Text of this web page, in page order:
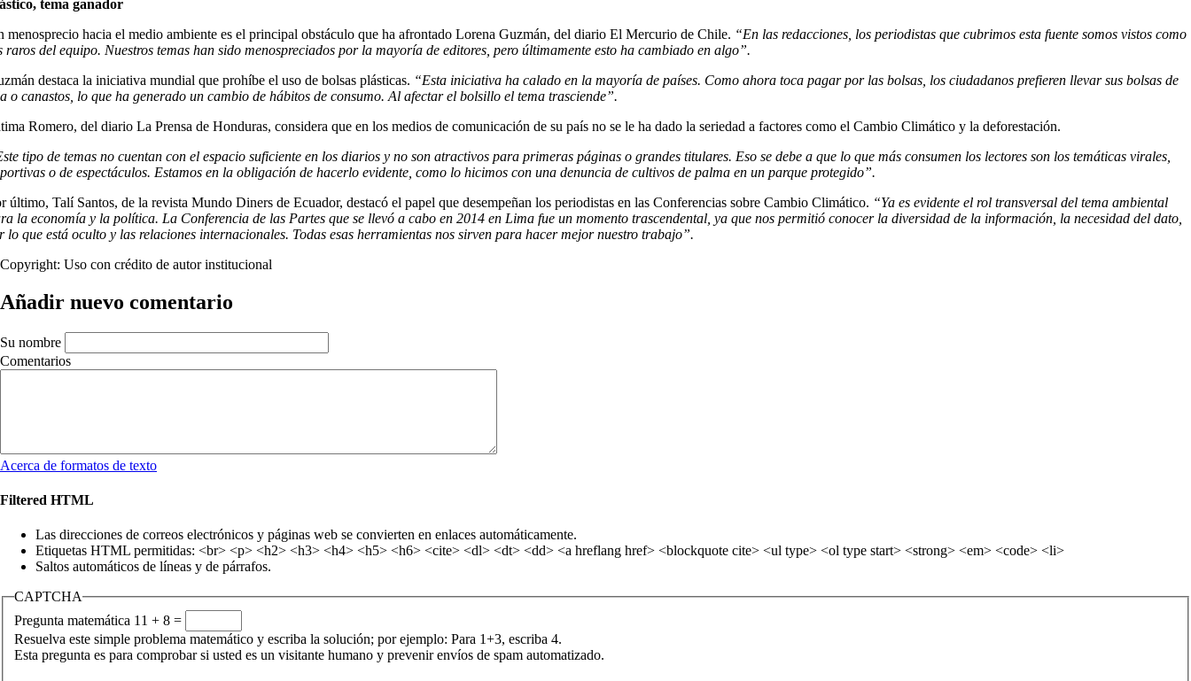
tema ganador
menosprecio hacia el medio ambiente es el principal obstáculo que ha afrontado Lorena Guzmán, del diario El Mercurio de Chile. “En las redacciones, los periodistas que cubrimos esta fuente somos vistos como
raros del equipo. Nuestros temas han sido menospreciados por la mayoría de editores, pero últimamente esto ha cambiado en algo”.
destaca la iniciativa mundial que prohíbe el uso de bolsas plásticas. “Esta iniciativa ha calado en la mayoría de países. Como ahora toca pagar por las bolsas, los ciudadanos prefieren llevar sus bolsas de
o canastos, lo que ha generado un cambio de hábitos de consumo. Al afectar el bolsillo el tema trasciende”.
Romero, del diario La Prensa de Honduras, considera que en los medios de comunicación de su país no se le ha dado la seriedad a factores como el Cambio Climático y la deforestación.
tipo de temas no cuentan con el espacio suficiente en los diarios y no son atractivos para primeras páginas o grandes titulares. Eso se debe a que lo que más consumen los lectores son los temáticas virales,
o de espectáculos. Estamos en la obligación de hacerlo evidente, como lo hicimos con una denuncia de cultivos de palma en un parque protegido”.
último, Talí Santos, de la revista Mundo Diners de Ecuador, destacó el papel que desempeñan los periodistas en las Conferencias sobre Cambio Climático. “Ya es evidente el rol transversal del tema ambiental
la economía y la política. La Conferencia de las Partes que se llevó a cabo en 2014 en Lima fue un momento trascendental, ya que nos permitió conocer la diversidad de la información, la necesidad del dato,
lo que está oculto y las relaciones internacionales. Todas esas herramientas nos sirven para hacer mejor nuestro trabajo”.
Copyright: Uso con crédito de autor institucional
Añadir nuevo comentario
Su nombre
Comentarios
Acerca de formatos de texto
Filtered HTML
Las direcciones de correos electrónicos y páginas web se convierten en enlaces automáticamente.
Etiquetas HTML permitidas: <br> <p> <h2> <h3> <h4> <h5> <h6> <cite> <dl> <dt> <dd> <a hreflang href> <blockquote cite> <ul type> <ol type start> <strong> <em> <code> <li>
Saltos automáticos de líneas y de párrafos.
CAPTCHA
Pregunta matemática 11 + 8 =
Resuelva este simple problema matemático y escriba la solución; por ejemplo: Para 1+3, escriba 4.
Esta pregunta es para comprobar si usted es un visitante humano y prevenir envíos de spam automatizado.